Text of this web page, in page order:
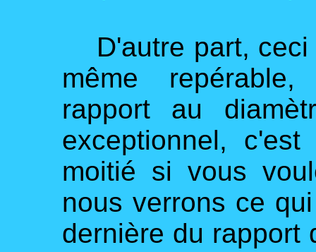
D'autre part, ceci
même
rapport au
exceptionnel,
moitié si vous
nous verrons ce
dernière du rapport